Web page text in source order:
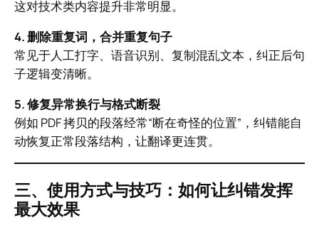
这对技术类内容提升非常明显。
4. 删除重复词，合并重复句子
常见于人工打字、语音识别、复制混乱文本，纠正后句
子逻辑变清晰。
5. 修复异常换行与格式断裂
例如 PDF 拷贝的段落经常“断在奇怪的位置”，纠错能自
动恢复正常段落结构，让翻译更连贯。
三、使用方式与技巧：如何让纠错发挥
最大效果